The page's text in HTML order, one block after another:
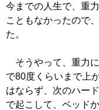
今までの人生で、重
こともなかったので
た。
そうやって、重力
で80度くらいまで上
はならず、次のハー
で起こして、ベッド